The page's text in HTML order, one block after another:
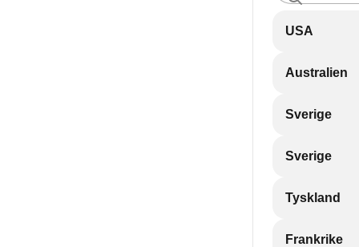
USA
Australien
Sverige
Sverige
Tyskland
Frankrike